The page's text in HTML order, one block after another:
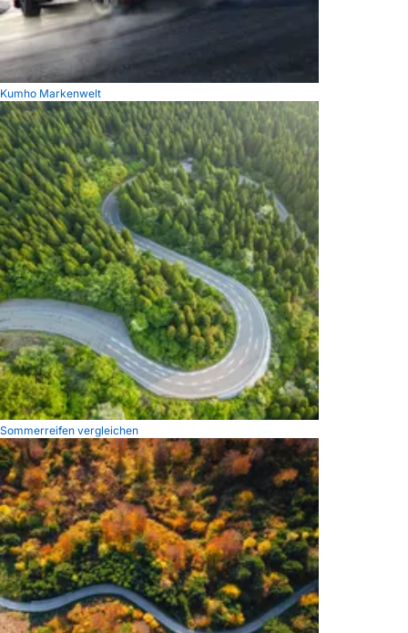
Kumho Markenwelt
Sommerreifen vergleichen